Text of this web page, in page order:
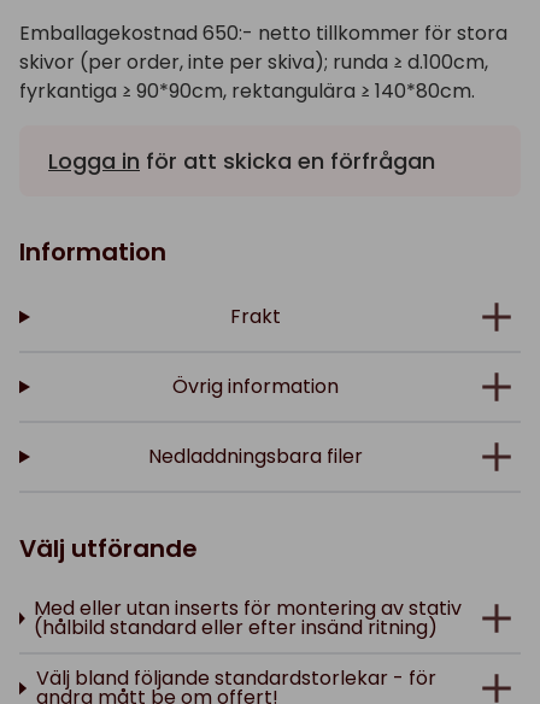
Emballagekostnad 650:- netto tillkommer för stora
skivor (per order, inte per skiva); runda ≥ d.100cm,
fyrkantiga ≥ 90*90cm, rektangulära ≥ 140*80cm.
Logga in för att skicka en förfrågan
Information
Frakt
Övrig information
Nedladdningsbara filer
Välj utförande
Med eller utan inserts för montering av stativ
(hålbild standard eller efter insänd ritning)
Välj bland följande standardstorlekar - för
andra mått be om offert!